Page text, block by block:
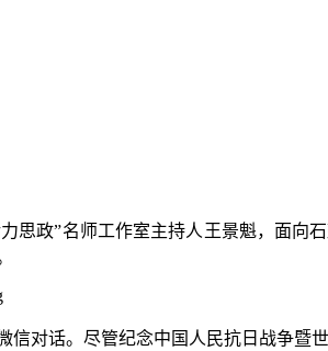
思政”名师工作室主持人王景魁，面向
对话。尽管纪念中国人民抗日战争暨